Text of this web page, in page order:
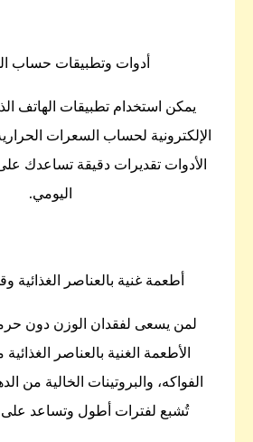
أدوات وتطبيقات حساب
يمكن استخدام تطبيقات الهاتف
الإلكترونية لحساب السعرات
الأدوات تقديرات دقيقة تساعدك
اليومي.
أطعمة غنية بالعناصر الغذائية
لمن يسعى لفقدان الوزن دون
الأطعمة الغنية بالعناصر
الفواكه، والبروتينات الخالية من
تُشبع لفترات أطول وتساعد على